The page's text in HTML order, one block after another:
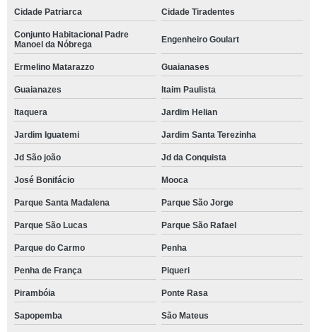
Cidade Patriarca Cidade Tiradentes
Conjunto Habitacional Padre
Manoel da Nóbrega
Engenheiro Goulart
Ermelino Matarazzo Guaianases
Guaianazes Itaim Paulista
Itaquera Jardim Helian
Jardim Iguatemi Jardim Santa Terezinha
Jd São joão Jd da Conquista
José Bonifácio Mooca
Parque Santa Madalena Parque São Jorge
Parque São Lucas Parque São Rafael
Parque do Carmo Penha
Penha de França Piqueri
Pirambóia Ponte Rasa
Sapopemba São Mateus